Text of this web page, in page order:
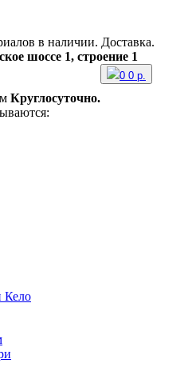
в наличии. Доставка.
шоссе 1, строение 1
Круглосуточно.
0 0 р.